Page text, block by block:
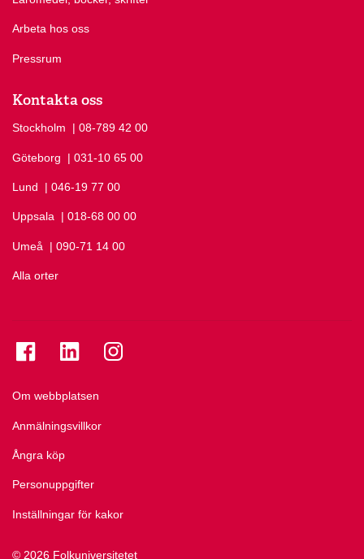
Arbeta hos oss
Pressrum
Kontakta oss
Stockholm Ring Stockholm på
| 08-789 42 00
Göteborg Ring Göteborg på
| 031-10 65 00
Lund Ring Lund på
| 046-19 77 00
Uppsala Ring Uppsala på
| 018-68 00 00
Umeå Ring Umeå på
| 090-71 14 00
Alla orter
© 2026 Folkuniversitetet
Om webbplatsen
Anmälningsvillkor
Ångra köp
Personuppgifter
Inställningar för kakor
Se folkuniversitetet på Facebook
Se folkuniversitetet på LinkedIn